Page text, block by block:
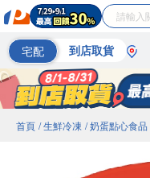
宅配 到店取貨
首頁 / 生鮮冷凍 / 奶蛋點心食品